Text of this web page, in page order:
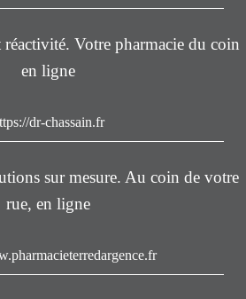
Votre pharmacie du coin
en ligne
dr-chassain.fr
sur mesure. Au coin de votre
rue, en ligne